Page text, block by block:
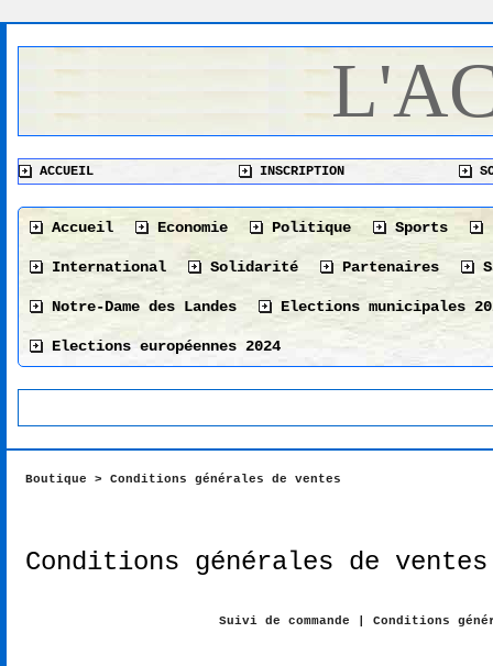
ACCUEIL INSCRIPTION
Accueil Economie Politique Sports
International Solidarité Partenaires
Notre-Dame des Landes Elections municipales
Elections européennes 2024
Boutique >Conditions générales de ventes
Conditions générales de ventes
Suivi de commande |Conditions